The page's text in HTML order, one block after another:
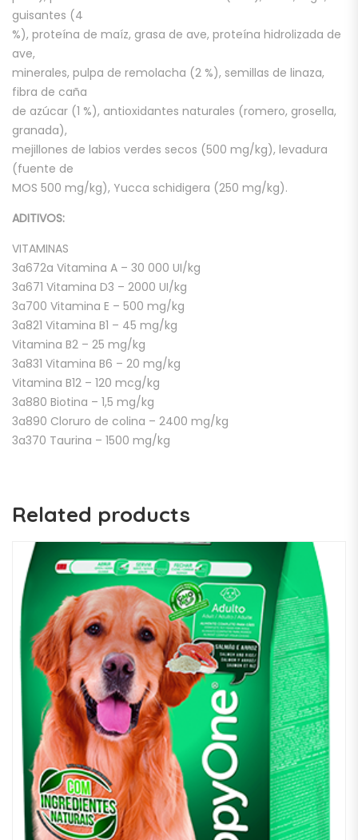
guisantes (4
%), proteína de maíz, grasa de ave, proteína hidrolizada de
ave,
minerales, pulpa de remolacha (2 %), semillas de linaza,
fibra de caña
de azúcar (1 %), antioxidantes naturales (romero, grosella,
granada),
mejillones de labios verdes secos (500 mg/kg), levadura
(fuente de
MOS 500 mg/kg), Yucca schidigera (250 mg/kg).
ADITIVOS:
VITAMINAS
3a672a Vitamina A – 30 000 UI/kg
3a671 Vitamina D3 – 2000 UI/kg
3a700 Vitamina E – 500 mg/kg
3a821 Vitamina B1 – 45 mg/kg
Vitamina B2 – 25 mg/kg
3a831 Vitamina B6 – 20 mg/kg
Vitamina B12 – 120 mcg/kg
3a880 Biotina – 1,5 mg/kg
3a890 Cloruro de colina – 2400 mg/kg
3a370 Taurina – 1500 mg/kg
Related products